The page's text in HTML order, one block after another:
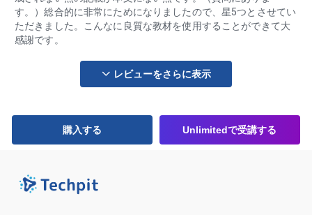
す。）総合的に非常にためになりましたので、星5つとさせてい
ただきました。こんなに良質な教材を使用することができて大
感謝です。
レビューをさらに表示
購入する Unlimitedで受講する